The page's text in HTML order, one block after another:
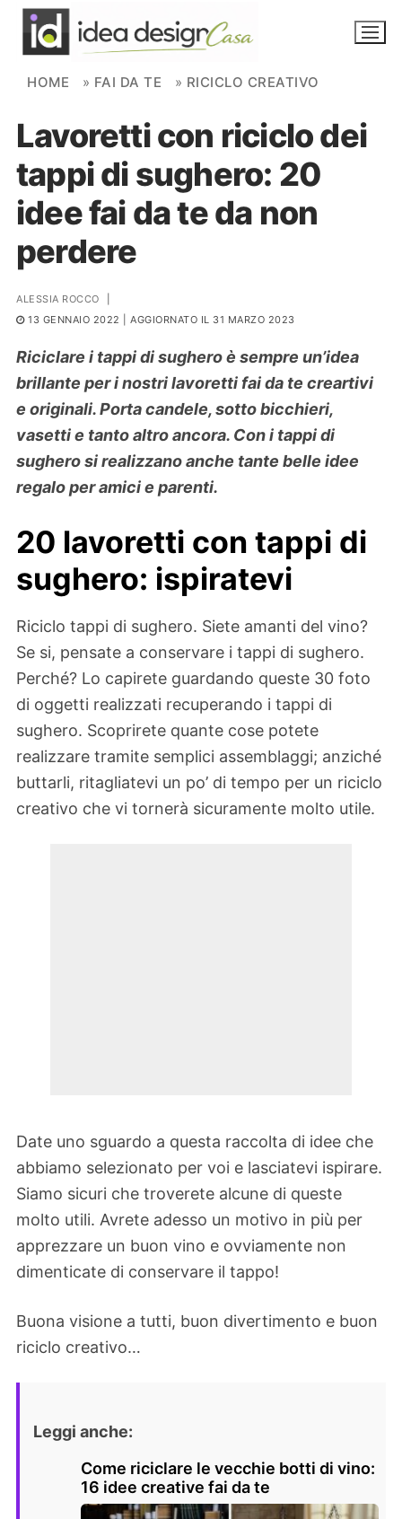
Skip to content
NOVITÀ
AMBIENTI
FAI DA TE
PIANTE
Ortaggio
Search for:
HOME » FAI DA TE » RICICLO CREATIVO
Lavoretti con riciclo dei
tappi di sughero: 20
idee fai da te da non
perdere
ALESSIA ROCCO
13 GENNAIO 2022
| AGGIORNATO IL 31 MARZO 2023
Riciclare i tappi di sughero è sempre un’idea
brillante per i nostri lavoretti fai da te creartivi
e originali. Porta candele, sotto bicchieri,
vasetti e tanto altro ancora. Con i tappi di
sughero si realizzano anche tante belle idee
regalo per amici e parenti.
20 lavoretti con tappi di
sughero: ispiratevi
Riciclo tappi di sughero. Siete amanti del vino?
Se si, pensate a conservare i tappi di sughero.
Perché? Lo capirete guardando queste 30 foto
di oggetti realizzati recuperando i tappi di
sughero. Scoprirete quante cose potete
realizzare tramite semplici assemblaggi; anziché
buttarli, ritagliatevi un po’ di tempo per un riciclo
creativo che vi tornerà sicuramente molto utile.
Date uno sguardo a questa raccolta di idee che
abbiamo selezionato per voi e lasciatevi ispirare.
Siamo sicuri che troverete alcune di queste
molto utili. Avrete adesso un motivo in più per
apprezzare un buon vino e ovviamente non
dimenticate di conservare il tappo!
Buona visione a tutti, buon divertimento e buon
riciclo creativo…
Leggi anche:
Come riciclare le vecchie botti di vino:
16 idee creative fai da te